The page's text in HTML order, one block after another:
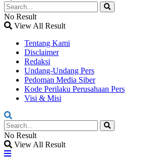
No Result
View All Result
Tentang Kami
Disclaimer
Redaksi
Undang-Undang Pers
Pedoman Media Siber
Kode Perilaku Perusahaan Pers
Visi & Misi
No Result
View All Result